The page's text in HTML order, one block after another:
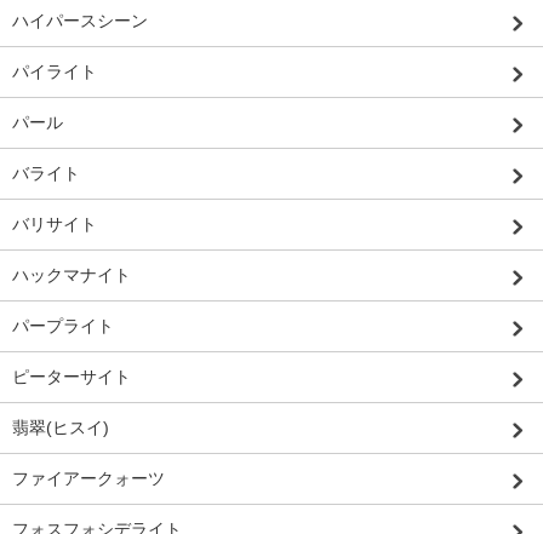
ハイパースシーン
パイライト
パール
バライト
バリサイト
ハックマナイト
パープライト
ピーターサイト
翡翠(ヒスイ)
ファイアークォーツ
フォスフォシデライト